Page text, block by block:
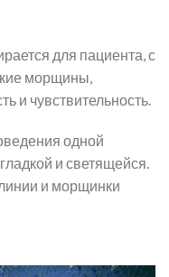
для пациента, с
морщины,
и чувствительность.
одной
и светящейся.
и морщинки